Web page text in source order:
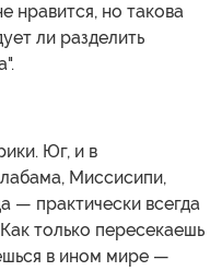
нравится, но такова
ли разделить
Юг, и в
Миссисипи,
— практически всегда
только пересекаешь
в ином мире —